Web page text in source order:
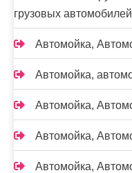
грузовых автомобилей
Автомойка,
Автомойка,
Автомойка,
Автомойка,
Автомойка,